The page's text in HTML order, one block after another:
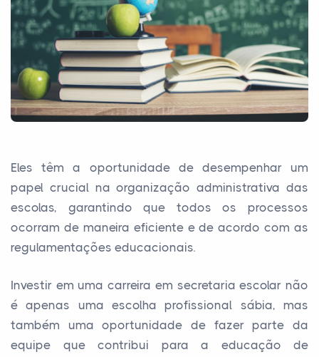
Eles têm a oportunidade de desempenhar um
papel crucial na organização administrativa das
escolas, garantindo que todos os processos
ocorram de maneira eficiente e de acordo com as
regulamentações educacionais.
Investir em uma carreira em secretaria escolar não
é apenas uma escolha profissional sábia, mas
também uma oportunidade de fazer parte da
equipe que contribui para a educação de